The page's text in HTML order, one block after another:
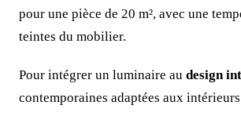
pour une pièce de 20 m², avec une
teintes du mobilier.
Pour intégrer un luminaire au design
contemporaines adaptées aux